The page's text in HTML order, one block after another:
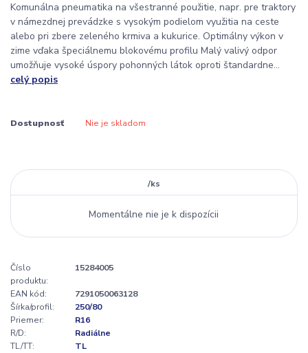
Komunálna pneumatika na všestranné použitie, napr. pre traktory
v námezdnej prevádzke s vysokým podielom využitia na ceste
alebo pri zbere zeleného krmiva a kukurice. Optimálny výkon v
zime vďaka špeciálnemu blokovému profilu Malý valivý odpor
umožňuje vysoké úspory pohonných látok oproti štandardne...
celý popis
Dostupnosť Nie je skladom
/ks
Momentálne nie je k dispozícii
Číslo
produktu:
15284005
EAN kód:
7291050063128
Šírka/profil:
250/80
Priemer:
R16
R/D:
Radiálne
TL/TT:
TL